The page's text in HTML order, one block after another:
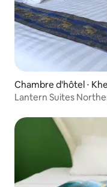
Chambre d'hôtel ⋅
Lantern Suites